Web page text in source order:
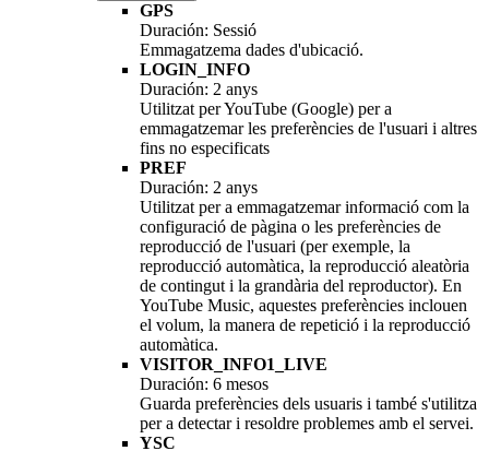
GPS
Duración: Sessió
Emmagatzema dades d'ubicació.
LOGIN_INFO
Duración: 2 anys
Utilitzat per YouTube (Google) per a
emmagatzemar les preferències de l'usuari i altres
fins no especificats
PREF
Duración: 2 anys
Utilitzat per a emmagatzemar informació com la
configuració de pàgina o les preferències de
reproducció de l'usuari (per exemple, la
reproducció automàtica, la reproducció aleatòria
de contingut i la grandària del reproductor). En
YouTube Music, aquestes preferències inclouen
el volum, la manera de repetició i la reproducció
automàtica.
VISITOR_INFO1_LIVE
Duración: 6 mesos
Guarda preferències dels usuaris i també s'utilitza
per a detectar i resoldre problemes amb el servei.
YSC